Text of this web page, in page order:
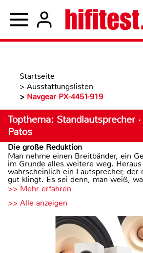
Startseite
> Ausstattungslisten
> Navgear PX-4451-919
Topthema: Standlautsprecher
Patos
Die große Reduktion
Man nehme einen Breitbänder, ein
im Grunde alles weitere weg.
wahrscheinlich ein Lautsprecher, der
gut klingt. Es sei denn, man weiß,
>> Mehr erfahren
>> Alle anzeigen